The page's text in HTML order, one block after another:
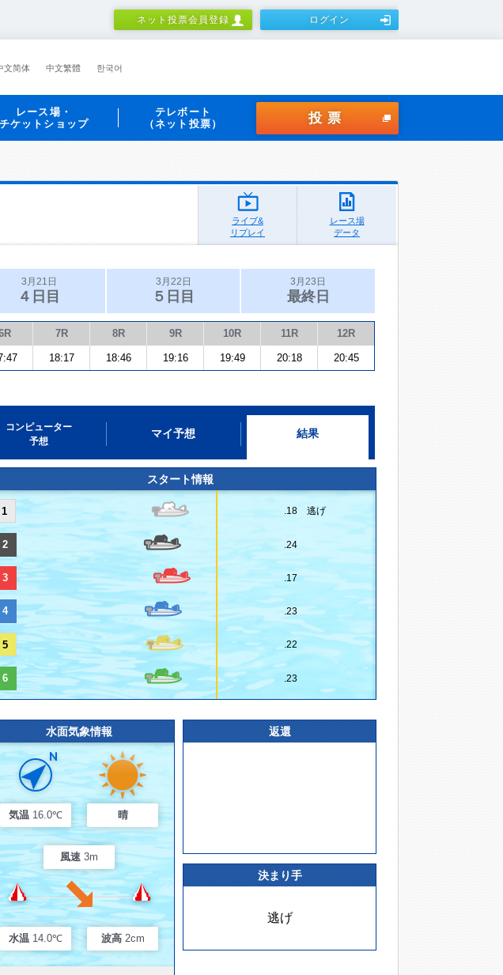
ネット投票会員登録 ログイン
文简体 中文繁體 한국어
レース場・
チケットショップ
テレボート
（ネット投票）
投票
ライブ&
リプレイ
レース場
データ
3月21日
４日目
3月22日
５日目
3月23日
最終日
7R 8R 9R 10R 11R 12R
18:17 18:46 19:16 19:49 20:18 20:45
コンピューター
予想
マイ予想 結果
スタート情報
1 .18 逃げ
2 .24
3 .17
4 .23
5 .22
6 .23
水面気象情報
気温 16.0℃ 晴
風速 3m
水温 14.0℃ 波高 2cm
返還
決まり手
逃げ